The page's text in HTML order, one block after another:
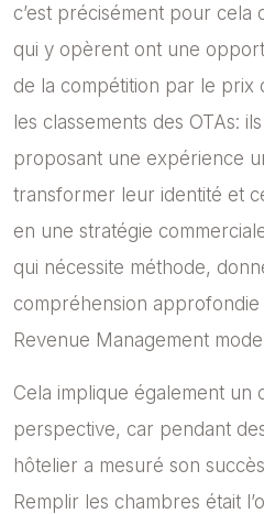
c’est précisément pour cela
qui y opèrent ont une
de la compétition par le prix
les classements des OTAs:
proposant une expérience
transformer leur identité et
en une stratégie
qui nécessite méthode,
compréhension
Revenue Management
Cela implique également un
perspective, car pendant
hôtelier a mesuré son
Remplir les chambres était